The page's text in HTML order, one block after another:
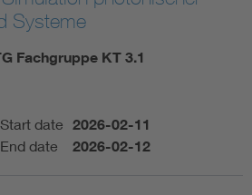
Systeme
Fachgruppe KT 3.1
Start date 2026-02-11
End date 2026-02-12